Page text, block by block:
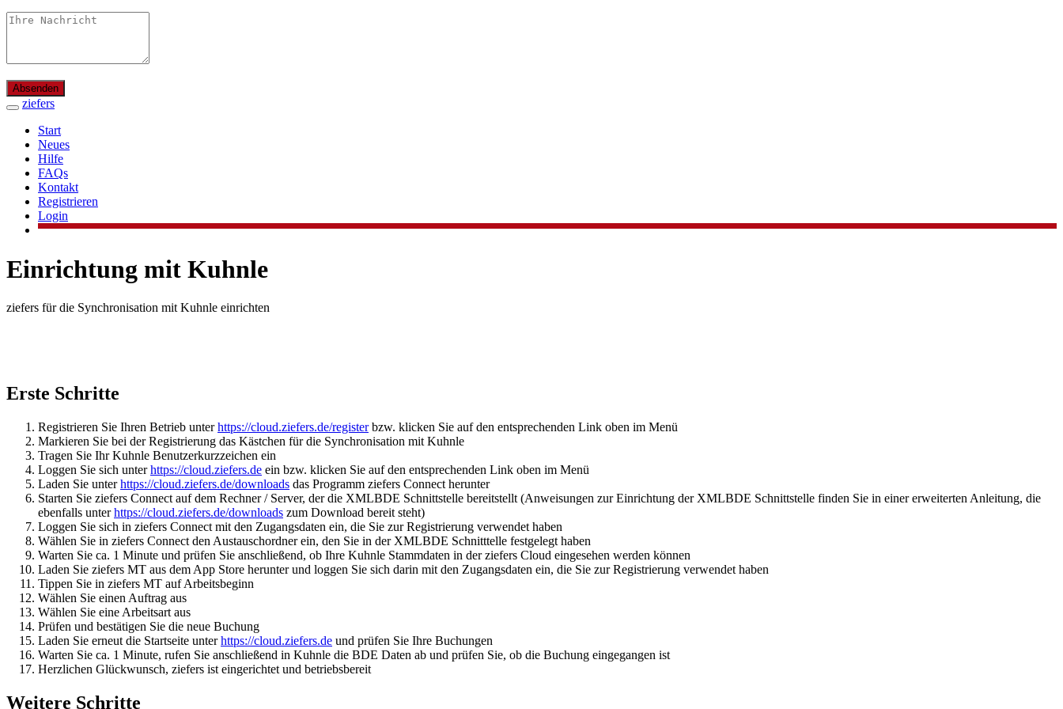
Absenden
ziefers
Start
Neues
Hilfe
FAQs
Kontakt
Registrieren
Login
Einrichtung mit Kuhnle
ziefers für die Synchronisation mit Kuhnle einrichten
Erste Schritte
Registrieren Sie Ihren Betrieb unterhttps://cloud.ziefers.de/registerbzw. klicken Sie auf den entsprechenden Link oben im Menü
Markieren Sie bei der Registrierung das Kästchen für die Synchronisation mit Kuhnle
Tragen Sie Ihr Kuhnle Benutzerkurzzeichen ein
Loggen Sie sich unterhttps://cloud.ziefers.de ein bzw. klicken Sie auf den entsprechenden Link oben im Menü
Laden Sie unterhttps://cloud.ziefers.de/downloads das Programm ziefers Connect herunter
Starten Sie ziefers Connect auf dem Rechner / Server, der die XMLBDE Schnittstelle bereitstellt (Anweisungen zur Einrichtung der XMLBDE Schnittstelle finden Sie in einer erweiterten Anleitung, die
ebenfalls unterhttps://cloud.ziefers.de/downloads zum Download bereit steht)
Loggen Sie sich in ziefers Connect mit den Zugangsdaten ein, die Sie zur Registrierung verwendet haben
Wählen Sie in ziefers Connect den Austauschordner ein, den Sie in der XMLBDE Schnitttelle festgelegt haben
Warten Sie ca. 1 Minute und prüfen Sie anschließend, ob Ihre Kuhnle Stammdaten in der ziefers Cloud eingesehen werden können
Laden Sie ziefers MT aus dem App Store herunter und loggen Sie sich darin mit den Zugangsdaten ein, die Sie zur Registrierung verwendet haben
Tippen Sie in ziefers MT auf Arbeitsbeginn
Wählen Sie einen Auftrag aus
Wählen Sie eine Arbeitsart aus
Prüfen und bestätigen Sie die neue Buchung
Laden Sie erneut die Startseite unterhttps://cloud.ziefers.de und prüfen Sie Ihre Buchungen
Warten Sie ca. 1 Minute, rufen Sie anschließend in Kuhnle die BDE Daten ab und prüfen Sie, ob die Buchung eingegangen ist
Herzlichen Glückwunsch, ziefers ist eingerichtet und betriebsbereit
Weitere Schritte